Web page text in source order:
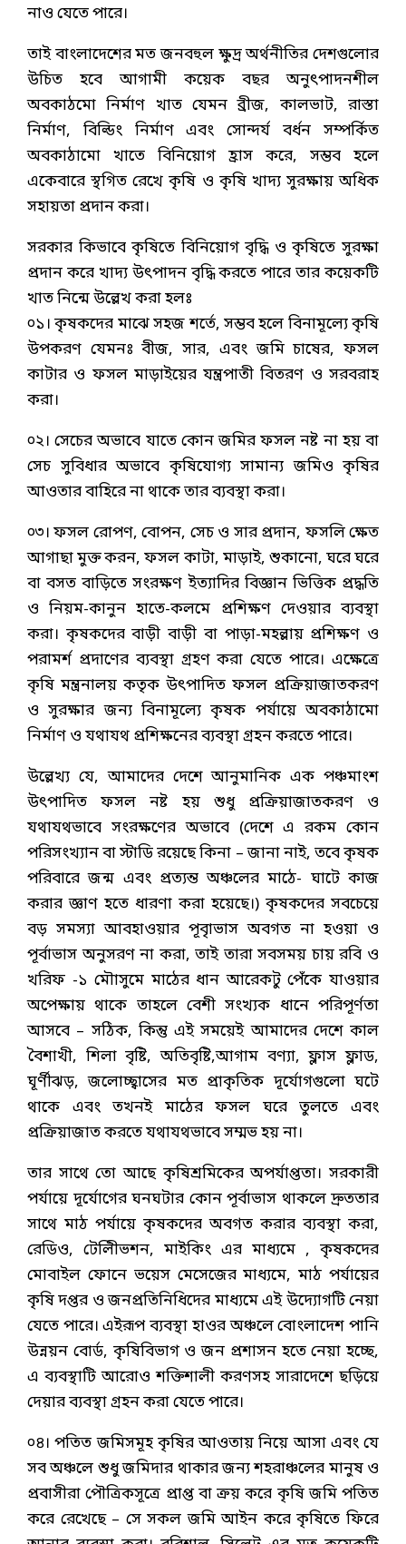
নাও যেতে পারে।
তাই বাংলাদেশের মত জনবহুল ক্ষুদ্র অর্থনীতির দেশগুলোর
উচিত হবে আগামী কয়েক বছর অনুৎপাদনশীল
অবকাঠমো নির্মাণ খাত যেমন ব্রীজ, কালভাট, রাস্তা
নির্মাণ, বিল্ডিং নির্মাণ এবং সোন্দর্য বর্ধন সম্পর্কিত
অবকাঠামো খাতে বিনিয়োগ হ্রাস করে, সম্ভব হলে
একেবারে স্থগিত রেখে কৃষি ও কৃষি খাদ্য সুরক্ষায় অধিক
সহায়তা প্রদান করা।
সরকার কিভাবে কৃষিতে বিনিয়োগ বৃদ্ধি ও কৃষিতে সুরক্ষা
প্রদান করে খাদ্য উৎপাদন বৃদ্ধি করতে পারে তার কয়েকটি
খাত নিন্মে উল্লেখ করা হলঃ
০১। কৃষকদের মাঝে সহজ শর্তে, সম্ভব হলে বিনামূল্যে কৃষি
উপকরণ যেমনঃ বীজ, সার, এবং জমি চাষের, ফসল
কাটার ও ফসল মাড়াইয়ের যন্ত্রপাতী বিতরণ ও সরবরাহ
করা।
০২। সেচের অভাবে যাতে কোন জমির ফসল নষ্ট না হয় বা
সেচ সুবিধার অভাবে কৃষিযোগ্য সামান্য জমিও কৃষির
আওতার বাহিরে না থাকে তার ব্যবস্থা করা।
০৩। ফসল রোপণ, বোপন, সেচ ও সার প্রদান, ফসলি ক্ষেত
আগাছা মুক্ত করন, ফসল কাটা, মাড়াই, শুকানো, ঘরে ঘরে
বা বসত বাড়িতে সংরক্ষণ ইত্যাদির বিজ্ঞান ভিত্তিক প্রদ্ধতি
ও নিয়ম-কানুন হাতে-কলমে প্রশিক্ষণ দেওয়ার ব্যবস্থা
করা। কৃষকদের বাড়ী বাড়ী বা পাড়া-মহল্লায় প্রশিক্ষণ ও
পরামর্শ প্রদাণের ব্যবস্থা গ্রহণ করা যেতে পারে। এক্ষেত্রে
কৃষি মন্ত্রনালয় কতৃক উৎপাদিত ফসল প্রক্রিয়াজাতকরণ
ও সুরক্ষার জন্য বিনামূল্যে কৃষক পর্যায়ে অবকাঠামো
নির্মাণ ও যথাযথ প্রশিক্ষনের ব্যবস্থা গ্রহন করতে পারে।
উল্লেখ্য যে, আমাদের দেশে আনুমানিক এক পঞ্চমাংশ
উৎপাদিত ফসল নষ্ট হয় শুধু প্রক্রিয়াজাতকরণ ও
যথাযথভাবে সংরক্ষণের অভাবে (দেশে এ রকম কোন
পরিসংখ্যান বা স্টাডি রয়েছে কিনা – জানা নাই, তবে কৃষক
পরিবারে জন্ম এবং প্রত্যন্ত অঞ্চলের মাঠে- ঘাটে কাজ
করার জ্ঞাণ হতে ধারণা করা হয়েছে।) কৃষকদের সবচেয়ে
বড় সমস্যা আবহাওয়ার পূবৃাভাস অবগত না হওয়া ও
পূর্বাভাস অনুসরণ না করা, তাই তারা সবসময় চায় রবি ও
খরিফ -১ মৌাসুমে মাঠের ধান আরেকটু পেঁকে যাওয়ার
অপেক্ষায় থাকে তাহলে বেশী সংখ্যক ধানে পরিপূর্ণতা
আসবে – সঠিক, কিন্তু এই সময়েই আমাদের দেশে কাল
বৈশাখী, শিলা বৃষ্টি, অতিবৃষ্টি,আগাম বণ্যা, ফ্লাস ফ্লাড,
ঘূর্ণীঝড়, জলোচ্ছ্বাসের মত প্রাকৃতিক দূর্যোগগুলো ঘটে
থাকে এবং তখনই মাঠের ফসল ঘরে তুলতে এবং
প্রক্রিয়াজাত করতে যথাযথভাবে সম্মভ হয় না।
তার সাথে তো আছে কৃষিশ্রমিকের অপর্যাপ্ততা। সরকারী
পর্যায়ে দূর্যোগের ঘনঘটার কোন পূর্বাভাস থাকলে দ্রুততার
সাথে মাঠ পর্যায়ে কৃষকদের অবগত করার ব্যবস্থা করা,
রেডিও, টেলিীভশন, মাইকিং এর মাধ্যমে , কৃষকদের
মোবাইল ফোনে ভয়েস মেসেজের মাধ্যমে, মাঠ পর্যায়ের
কৃষি দপ্তর ও জনপ্রতিনিধিদের মাধ্যমে এই উদ্যোগটি নেয়া
যেতে পারে। এইরূপ ব্যবস্থা হাওর অঞ্চলে বোংলাদেশ পানি
উন্নয়ন বোর্ড, কৃষিবিভাগ ও জন প্রশাসন হতে নেয়া হচ্ছে,
এ ব্যবস্থাটি আরোও শক্তিশালী করণসহ সারাদেশে ছড়িয়ে
দেয়ার ব্যবস্থা গ্রহন করা যেতে পারে।
০৪। পতিত জমিসমূহ কৃষির আওতায় নিয়ে আসা এবং যে
সব অঞ্চলে শুধু জমিদার থাকার জন্য শহরাঞ্চলের মানুষ ও
প্রবাসীরা পৌত্রিকসূত্রে প্রাপ্ত বা ক্রয় করে কৃষি জমি পতিত
করে রেখেছে – সে সকল জমি আইন করে কৃষিতে ফিরে